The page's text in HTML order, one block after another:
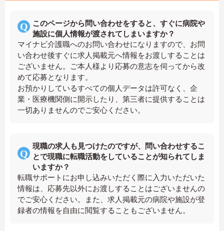
このページから問い合わせをすると、すぐに病院や
施設に個人情報が渡されてしまいますか？
マイナビ介護職へのお問い合わせになりますので、お問
い合わせ後すぐに求人掲載元へ情報をお渡しすることは
ございません。ご本人様より応募の意志を伺ってから改
めて応募となります。
お預かりしているすべての個人データは許可なく、企
業・医療機関側に開示したり、第三者に提供することは
一切ありませんのでご安心ください。
現職の求人も見つけたのですが、問い合わせするこ
とで現職に転職活動をしていることが知られてしま
いますか？
転職サポートにお申し込みいただく際に入力いただいた
情報は、応募先以外にお渡しすることはございませんの
でご安心ください。また、求人掲載元の病院や施設が登
録者の情報を自由に閲覧することもございません。